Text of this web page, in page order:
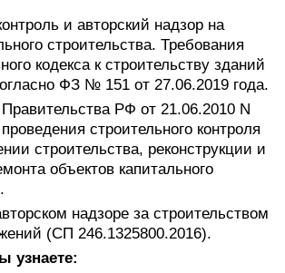
и авторский надзор на
строительства. Требования
кодекса к строительству зданий
ФЗ № 151 от 27.06.2019 года.
РФ от 21.06.2010 N
строительного контроля
строительства, реконструкции и
объектов капитального
надзоре за строительством
(СП 246.1325800.2016).
узнаете: